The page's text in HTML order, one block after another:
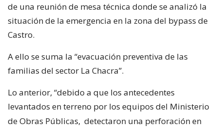
de una reunión de mesa técnica donde se analizó la
situación de la emergencia en la zona del bypass de
Castro.
A ello se suma la “evacuación preventiva de las
familias del sector La Chacra”.
Lo anterior, “debido a que los antecedentes
levantados en terreno por los equipos del Ministerio
de Obras Públicas, detectaron una perforación en